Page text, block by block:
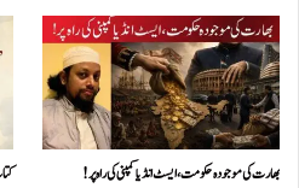
بھارت کی موجودہ حکومت،ایسٹ انڈیا کمپنی کی راہ پر!